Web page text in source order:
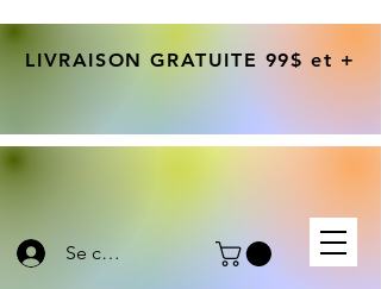
Se connecter
LIVRAISON GRATUITE 99$ et +